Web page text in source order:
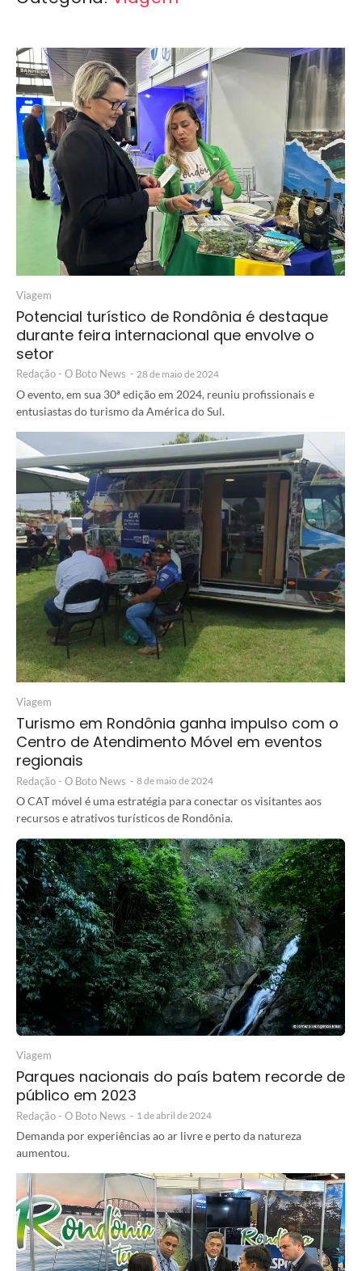
Viagem
Potencial turístico de Rondônia é destaque
durante feira internacional que envolve o
setor
Redação - O Boto News - 28 de maio de 2024
O evento, em sua 30ª edição em 2024, reuniu profissionais e
entusiastas do turismo da América do Sul.
Viagem
Turismo em Rondônia ganha impulso com o
Centro de Atendimento Móvel em eventos
regionais
Redação - O Boto News - 8 de maio de 2024
O CAT móvel é uma estratégia para conectar os visitantes aos
recursos e atrativos turísticos de Rondônia.
Viagem
Parques nacionais do país batem recorde de
público em 2023
Redação - O Boto News - 1 de abril de 2024
Demanda por experiências ao ar livre e perto da natureza
aumentou.